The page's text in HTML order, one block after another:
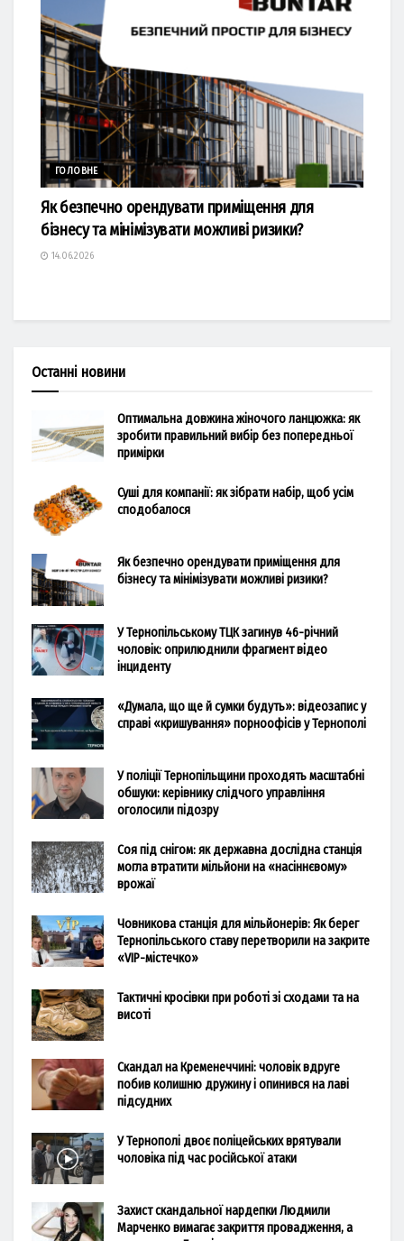
ГОЛОВНЕ
Як безпечно орендувати приміщення для
бізнесу та мінімізувати можливі ризики?
14.06.2026
Останні новини
Оптимальна довжина жіночого ланцюжка: як
зробити правильний вибір без попередньої
примірки
Суші для компанії: як зібрати набір, щоб усім
сподобалося
Як безпечно орендувати приміщення для
бізнесу та мінімізувати можливі ризики?
У Тернопільському ТЦК загинув 46-річний
чоловік: оприлюднили фрагмент відео
інциденту
«Думала, що ще й сумки будуть»: відеозапис у
справі «кришування» порноофісів у Тернополі
У поліції Тернопільщини проходять масштабні
обшуки: керівнику слідчого управління
оголосили підозру
Соя під снігом: як державна дослідна станція
могла втратити мільйони на «насіннєвому»
врожаї
Човникова станція для мільйонерів: Як берег
Тернопільського ставу перетворили на закрите
«VIP-містечко»
Тактичні кросівки при роботі зі сходами та на
висоті
Скандал на Кременеччині: чоловік вдруге
побив колишню дружину і опинився на лаві
підсудних
У Тернополі двоє поліцейських врятували
чоловіка під час російської атаки
Захист скандальної нардепки Людмили
Марченко вимагає закриття провадження, а